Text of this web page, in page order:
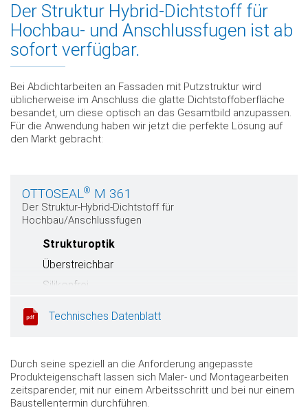
Der Struktur Hybrid-Dichtstoff für
Hochbau- und Anschlussfugen ist ab
sofort verfügbar.
Bei Abdichtarbeiten an Fassaden mit Putzstruktur wird
üblicherweise im Anschluss die glatte Dichtstoffoberfläche
besandet, um diese optisch an das Gesamtbild anzupassen.
Für die Anwendung haben wir jetzt die perfekte Lösung auf
den Markt gebracht:
OTTOSEAL® M 361
Der Struktur-Hybrid-Dichtstoff für
Hochbau/Anschlussfugen
Strukturoptik
Überstreichbar
Silikonfrei
Technisches Datenblatt
Durch seine speziell an die Anforderung angepasste
Produkteigenschaft lassen sich Maler- und Montagearbeiten
zeitsparender, mit nur einem Arbeitsschritt und bei nur einem
Baustellentermin durchführen.